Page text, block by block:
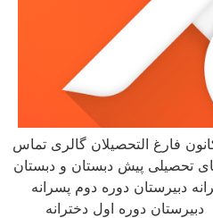
فارغ التحصیلان گالری تماس
تحصیلی پیش دبستان و دبستان
دبیرستان دوره دوم پسرانه
دوره اول دخترانه